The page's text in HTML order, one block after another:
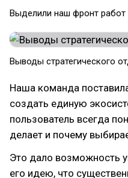
Выделили наш фронт работ
Выводы стратегического
Наша команда
создать единую
пользователь всегда
делает и почему
Это дало возможность
его идею, что